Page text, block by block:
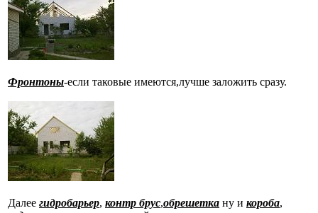
Фронтоны-если таковые имеются,лучше заложить сразу.
Далее гидробарьер, контр брус,обрешетка ну и короба,